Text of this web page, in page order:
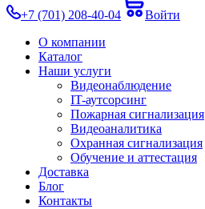
+7 (701) 208-40-04
Войти
О компании
Каталог
Наши услуги
Видеонаблюдение
IT-аутсорсинг
Пожарная сигнализация
Видеоаналитика
Охранная сигнализация
Обучение и аттестация
Доставка
Блог
Контакты